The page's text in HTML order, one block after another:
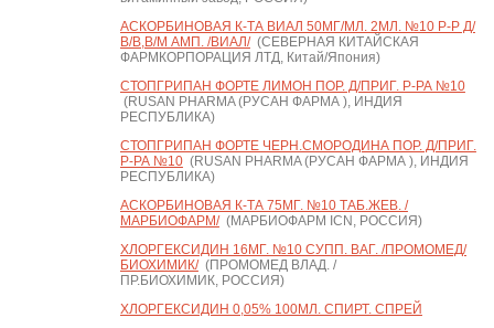
АСКОРБИНОВАЯ К-ТА ВИАЛ 50МГ/МЛ. 2МЛ. №10 Р-Р Д/
В/В,В/М АМП. /ВИАЛ/(СЕВЕРНАЯ КИТАЙСКАЯ
ФАРМКОРПОРАЦИЯ ЛТД, Китай/Япония)
СТОПГРИПАН ФОРТЕ ЛИМОН ПОР. Д/ПРИГ. Р-РА №10
(RUSAN PHARMA (РУСАН ФАРМА ), ИНДИЯ
РЕСПУБЛИКА)
СТОПГРИПАН ФОРТЕ ЧЕРН.СМОРОДИНА ПОР. Д/ПРИГ.
Р-РА №10(RUSAN PHARMA (РУСАН ФАРМА ), ИНДИЯ
РЕСПУБЛИКА)
АСКОРБИНОВАЯ К-ТА 75МГ. №10 ТАБ.ЖЕВ. /
МАРБИОФАРМ/(МАРБИОФАРМ ICN, РОССИЯ)
ХЛОРГЕКСИДИН 16МГ. №10 СУПП. ВАГ. /ПРОМОМЕД/
БИОХИМИК/(ПРОМОМЕД ВЛАД. /
ПР.БИОХИМИК, РОССИЯ)
ХЛОРГЕКСИДИН 0,05% 100МЛ. СПИРТ. СПРЕЙ